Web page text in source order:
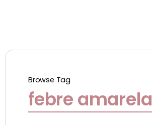
Browse Tag
febre amarela